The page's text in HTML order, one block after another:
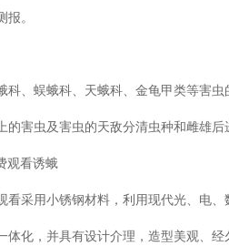
报。
科、蜈蛾科、天蛾科、金龟甲类等害
的害虫及害虫的天敌分清虫种和雌雄后
观看诱蛾
看采用小锈钢材料，利用现代光、电
体化，并具有设计介理，造型美观、